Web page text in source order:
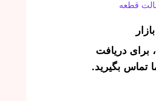
قطعه
برای دریافت
تماس بگیرید.